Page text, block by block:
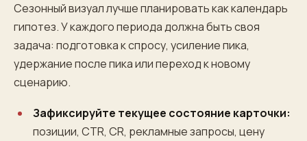
Сезонный визуал лучше планировать как календарь
гипотез. У каждого периода должна быть своя
задача: подготовка к спросу, усиление пика,
удержание после пика или переход к новому
сценарию.
Зафиксируйте текущее состояние карточки:
позиции, CTR, CR, рекламные запросы, цену